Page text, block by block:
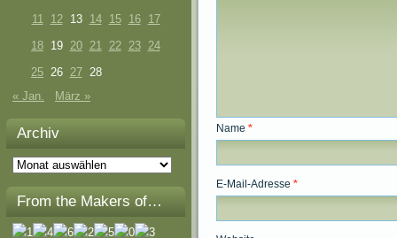
11
12 13 14 15 16
17
18 19 20 21 22 23 24
25 26 27 28
« Jan.
März »
Archiv
Archiv
From the Makers of…
Name *
E-Mail-Adresse *